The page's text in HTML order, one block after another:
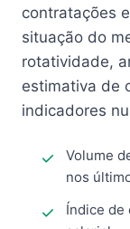
contratações
situação do
rotatividade,
estimativa de
indicadores
Volume
nos
Índice de